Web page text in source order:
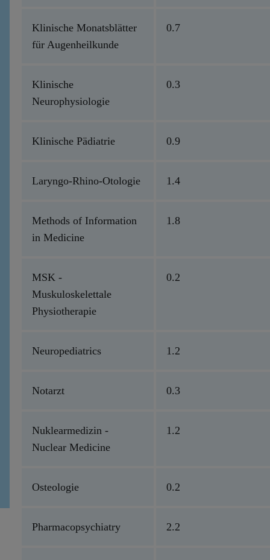
Klinische Monatsblätter
für Augenheilkunde
0.7
Klinische
Neurophysiologie
0.3
Klinische Pädiatrie 0.9
Laryngo-Rhino-Otologie 1.4
Methods of Information
in Medicine
1.8
MSK -
Muskuloskelettale
Physiotherapie
0.2
Neuropediatrics 1.2
Notarzt 0.3
Nuklearmedizin -
Nuclear Medicine
1.2
Osteologie 0.2
Pharmacopsychiatry 2.2